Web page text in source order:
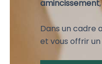
amincissement
Dans un cadre
et vous offrir